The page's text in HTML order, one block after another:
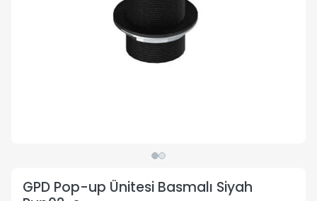
GPD Pop-up Ünitesi Basmalı Siyah